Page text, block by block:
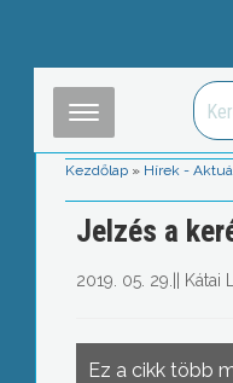
Kezdőlap » Hírek -
Jelzés a
2019. 05. 29. Kátai
Ez a cikk több